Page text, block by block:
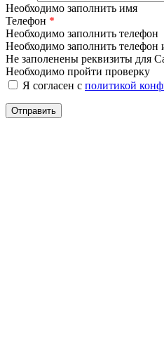
Необходимо заполнить имя
Телефон *
Необходимо заполнить телефон
Необходимо заполнить телефон
Не заполенены реквизиты для
Необходимо пройти проверку
Я согласен с политикой
Отправить